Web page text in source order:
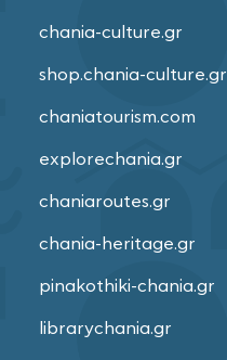
chania-culture.gr
shop.chania-culture.gr
chaniatourism.com
explorechania.gr
chaniaroutes.gr
chania-heritage.gr
pinakothiki-chania.gr
librarychania.gr